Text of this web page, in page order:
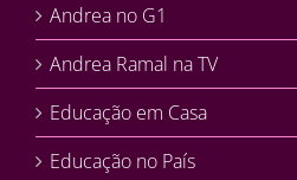
Andrea no G1
Andrea Ramal na TV
Educação em Casa
Educação no País